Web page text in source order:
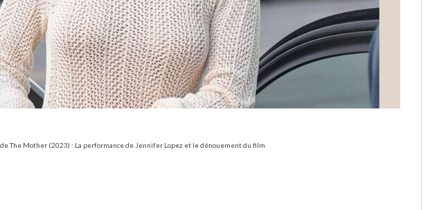
The Mother (2023) : La performance de Jennifer Lopez et le dénouement du film